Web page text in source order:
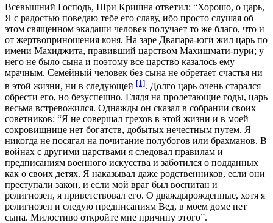
Всевышний Господь, Шри Кришна ответил: “Хорошо, о царь,
Я с радостью поведаю тебе его славу, ибо просто слушая об
этом священном экадаши человек получает то же благо, что и
от жертвоприношения коня. На заре Двапара-юги жил царь по
имени Махиджита, правивший царством Махишмати-пури; у
него не было сына и поэтому все царство казалось ему
мрачным. Семейный человек без сына не обретает счастья ни
в этой жизни, ни в следующей [1]. Долго царь очень старался
обрести его, но безуспешно. Глядя на пролетающие годы, царь
весьма встревожился. Однажды он сказал в собрании своих
советников: “Я не совершал грехов в этой жизни и в моей
сокровищнице нет богатств, добытых нечестным путем. Я
никогда не посягал на почитание полубогов или брахманов. В
войнах с другими царствами я следовал правилам и
предписаниям военного искусства и заботился о подданных
как о своих детях. Я наказывал даже родственников, если они
преступали закон, и если мой враг был воспитан и
религиозен, я приветствовал его. О дваждырожденные, хотя я
религиозен и следую предписаниям Вед, в моем доме нет
сына. Милостиво откройте мне причину этого”.